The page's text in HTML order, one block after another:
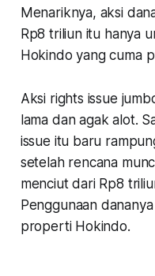
Menariknya, aksi
Rp8 triliun itu hanya
Hokindo yang cuma
Aksi rights issue
lama dan agak alot.
issue itu baru
setelah rencana
menciut dari Rp8
Penggunaan
properti Hokindo.